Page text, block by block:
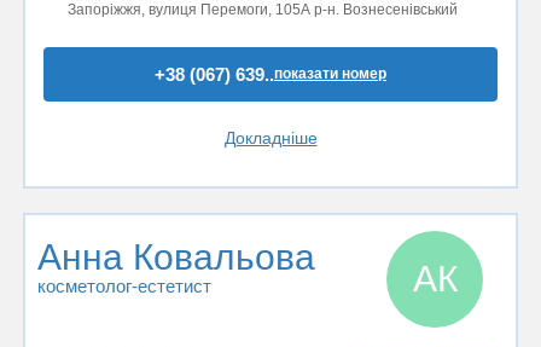
Запоріжжя, вулиця Перемоги, 105А р-н. Вознесенівський
+38 (067) 639..показати номер
Докладніше
Анна Ковальова
косметолог-естетист АК